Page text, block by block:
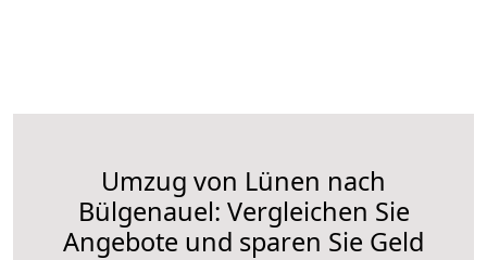
Umzug von Lünen nach
Bülgenauel: Vergleichen Sie
Angebote und sparen Sie Geld